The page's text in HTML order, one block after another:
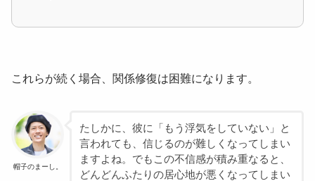
これらが続く場合、関係修復は困難になります。
帽子のまーし。
たしかに、彼に「もう浮気をしていない」と
言われても、信じるのが難しくなってしまい
ますよね。でもこの不信感が積み重なると、
どんどんふたりの居心地が悪くなってしまい